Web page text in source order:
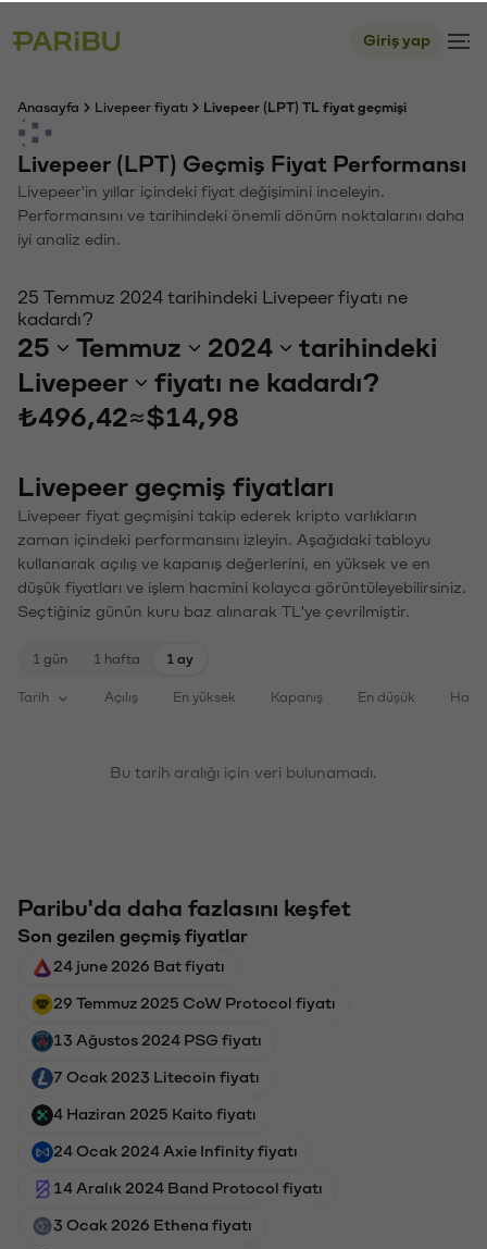
Giriş yap
Anasayfa Livepeer fiyatı Livepeer (LPT) TL fiyat geçmişi
Livepeer (LPT) Geçmiş Fiyat Performansı
Livepeer'in yıllar içindeki fiyat değişimini inceleyin.
Performansını ve tarihindeki önemli dönüm noktalarını daha
iyi analiz edin.
25 Temmuz 2024 tarihindeki Livepeer fiyatı ne
kadardı?
25 Temmuz 2024
tarihindeki
Livepeer
fiyatı ne kadardı?
₺496,42≈$14,98
Livepeer geçmiş fiyatları
Livepeer fiyat geçmişini takip ederek kripto varlıkların
zaman içindeki performansını izleyin. Aşağıdaki tabloyu
kullanarak açılış ve kapanış değerlerini, en yüksek ve en
düşük fiyatları ve işlem hacmini kolayca görüntüleyebilirsiniz.
Seçtiğiniz günün kuru baz alınarak TL'ye çevrilmiştir.
1 gün 1 hafta 1 ay
Tarih Açılış En yüksek Kapanış En düşük
Bu tarih aralığı için veri bulunamadı.
Paribu'da daha fazlasını keşfet
Son gezilen geçmiş fiyatlar
24 june 2026 Bat fiyatı
29 Temmuz 2025 CoW Protocol fiyatı
13 Ağustos 2024 PSG fiyatı
7 Ocak 2023 Litecoin fiyatı
4 Haziran 2025 Kaito fiyatı
24 Ocak 2024 Axie Infinity fiyatı
14 Aralık 2024 Band Protocol fiyatı
3 Ocak 2026 Ethena fiyatı